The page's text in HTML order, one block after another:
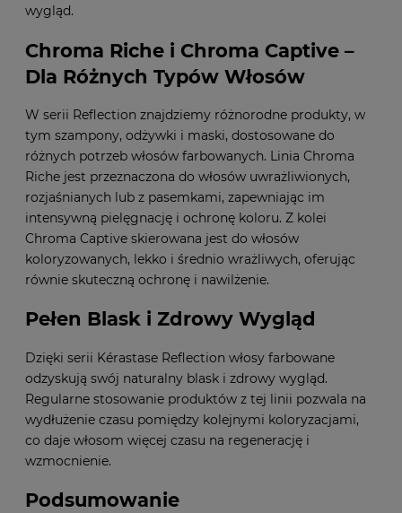
wygląd.
Chroma Riche i Chroma Captive –
Dla Różnych Typów Włosów
W serii Reflection znajdziemy różnorodne produkty, w
tym szampony, odżywki i maski, dostosowane do
różnych potrzeb włosów farbowanych. Linia Chroma
Riche jest przeznaczona do włosów uwrażliwionych,
rozjaśnianych lub z pasemkami, zapewniając im
intensywną pielęgnację i ochronę koloru. Z kolei
Chroma Captive skierowana jest do włosów
koloryzowanych, lekko i średnio wrażliwych, oferując
równie skuteczną ochronę i nawilżenie.
Pełen Blask i Zdrowy Wygląd
Dzięki serii Kérastase Reflection włosy farbowane
odzyskują swój naturalny blask i zdrowy wygląd.
Regularne stosowanie produktów z tej linii pozwala na
wydłużenie czasu pomiędzy kolejnymi koloryzacjami,
co daje włosom więcej czasu na regenerację i
wzmocnienie.
Podsumowanie